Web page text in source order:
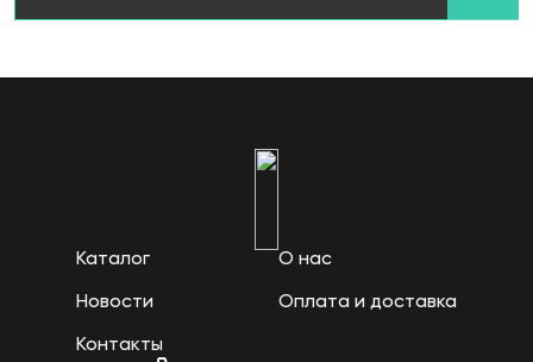
Каталог О нас
Новости Оплата и доставка
Контакты